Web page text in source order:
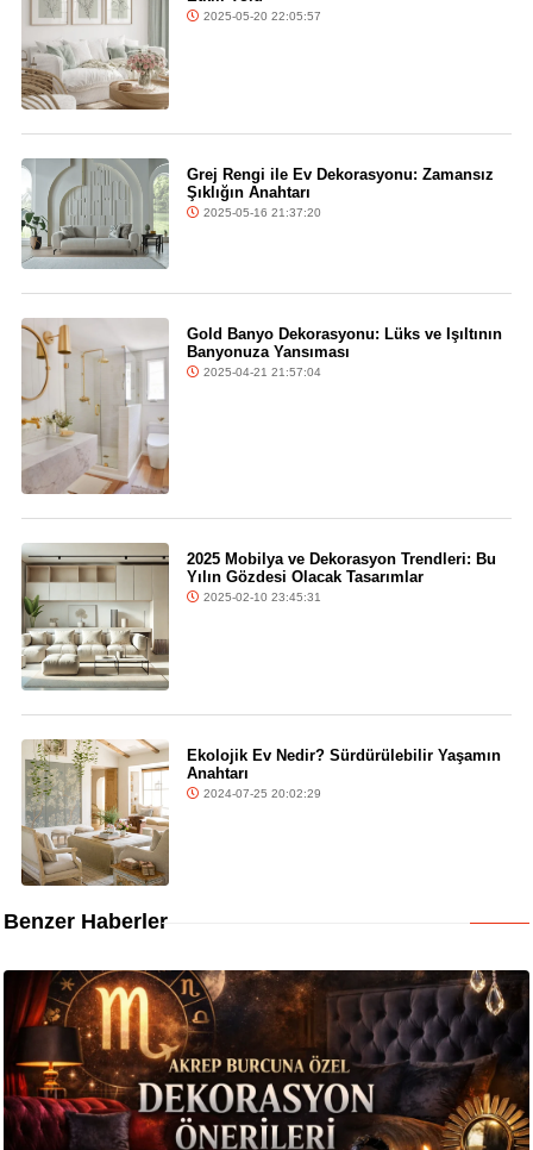
2025-05-20 22:05:57
Grej Rengi ile Ev Dekorasyonu: Zamansız
Şıklığın Anahtarı
2025-05-16 21:37:20
Gold Banyo Dekorasyonu: Lüks ve Işıltının
Banyonuza Yansıması
2025-04-21 21:57:04
2025 Mobilya ve Dekorasyon Trendleri: Bu
Yılın Gözdesi Olacak Tasarımlar
2025-02-10 23:45:31
Ekolojik Ev Nedir? Sürdürülebilir Yaşamın
Anahtarı
2024-07-25 20:02:29
Benzer Haberler